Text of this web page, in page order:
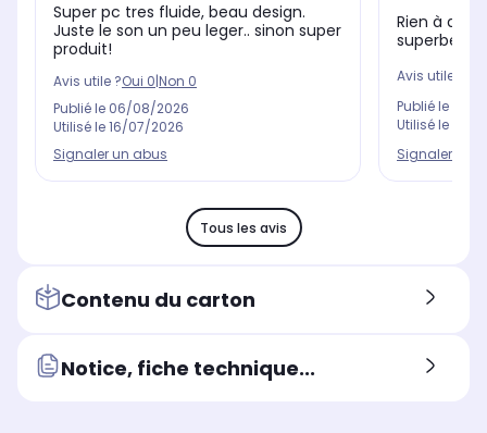
Super pc tres fluide, beau design.
Juste le son un peu leger.. sinon super
produit!
Avis utile ?Oui 0 Non 0
Publié le 06/08/2026
Utilisé le16/07/2026
Signaler un abus
Rien à dire
superbe
Avis utile ?
Publié le
Utilisé le
Signaler un
Tous les avis
Contenu du carton
Notice, fiche technique...